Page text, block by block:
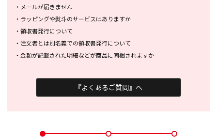
・ メールが届きません
・ ラッピングや熨斗のサービスはありますか
・ 領収書発行について
・ 注文者とは別名義での領収書発行について
・ 金額が記載された明細などが商品に同梱されますか
『よくあるご質問』へ